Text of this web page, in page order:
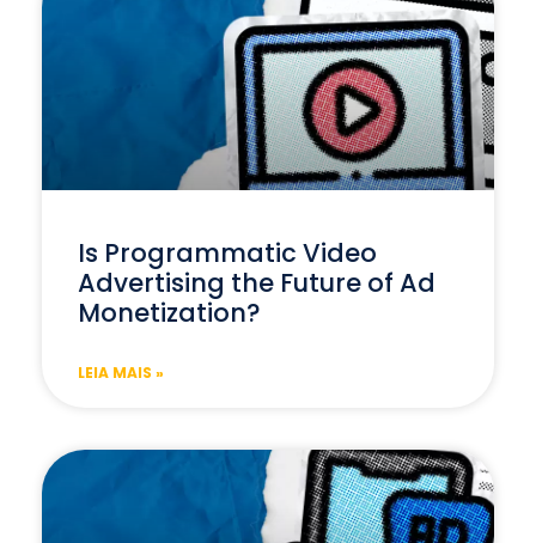
Is Programmatic Video
Advertising the Future of Ad
Monetization?
LEIA MAIS »